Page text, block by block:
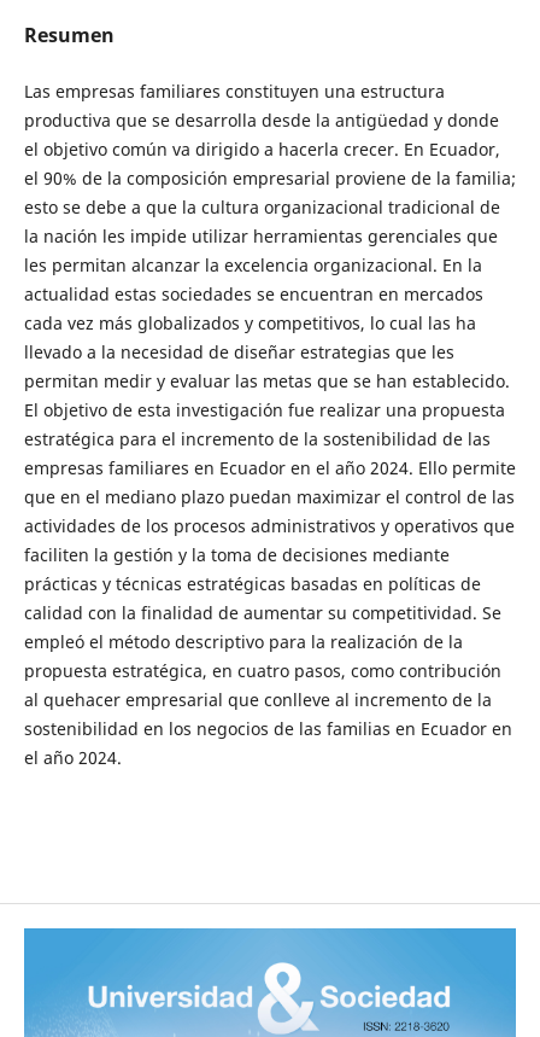
Resumen
Las empresas familiares constituyen una estructura
productiva que se desarrolla desde la antigüedad y donde
el objetivo común va dirigido a hacerla crecer. En Ecuador,
el 90% de la composición empresarial proviene de la familia;
esto se debe a que la cultura organizacional tradicional de
la nación les impide utilizar herramientas gerenciales que
les permitan alcanzar la excelencia organizacional. En la
actualidad estas sociedades se encuentran en mercados
cada vez más globalizados y competitivos, lo cual las ha
llevado a la necesidad de diseñar estrategias que les
permitan medir y evaluar las metas que se han establecido.
El objetivo de esta investigación fue realizar una propuesta
estratégica para el incremento de la sostenibilidad de las
empresas familiares en Ecuador en el año 2024. Ello permite
que en el mediano plazo puedan maximizar el control de las
actividades de los procesos administrativos y operativos que
faciliten la gestión y la toma de decisiones mediante
prácticas y técnicas estratégicas basadas en políticas de
calidad con la finalidad de aumentar su competitividad. Se
empleó el método descriptivo para la realización de la
propuesta estratégica, en cuatro pasos, como contribución
al quehacer empresarial que conlleve al incremento de la
sostenibilidad en los negocios de las familias en Ecuador en
el año 2024.